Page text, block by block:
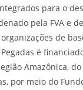
para o
pela FVA e
de
é
Amazônica,
por meio do